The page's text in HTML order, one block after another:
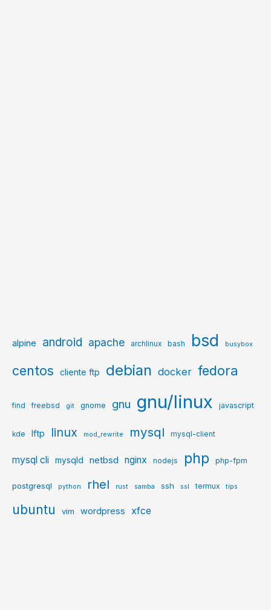
alpine android apache archlinux bash bsd busybox
centos cliente ftp debian docker fedora
find freebsd git gnome gnu gnu/linux javascript
kde lftp linux mod_rewrite mysql mysql-client
mysql cli mysqld netbsd nginx nodejs php php-fpm
postgresql python rhel rust samba ssh ssl termux tips
ubuntu vim wordpress xfce